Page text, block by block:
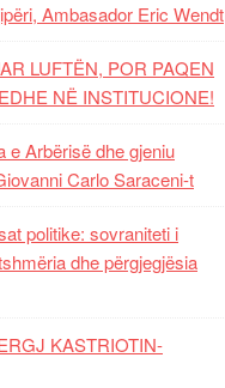
Ambasador Eric Wendt
LUFTËN, POR PAQEN
NË INSTITUCIONE!
e Arbërisë dhe gjeniu
Carlo Saraceni-t
politike: sovraniteti i
dhe përgjegjësia
KASTRIOTIN-